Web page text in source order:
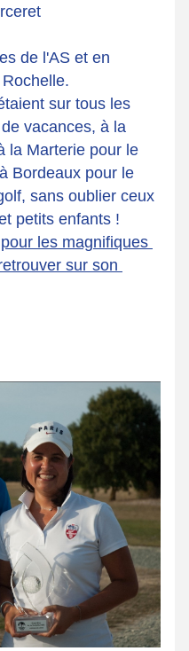
de l'AS et en
sur tous les
vacances, à la
la Marterie pour le
Bordeaux pour le
sans oublier ceux
petits enfants !
les magnifiques
sur son